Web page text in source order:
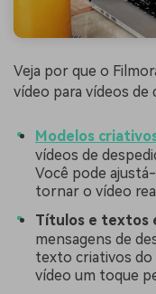
Veja por que o
vídeo para vídeos de
Modelos
vídeos de
Você pode
tornar o vídeo
Títulos e textos
mensagens de
texto criativos do
vídeo um toque